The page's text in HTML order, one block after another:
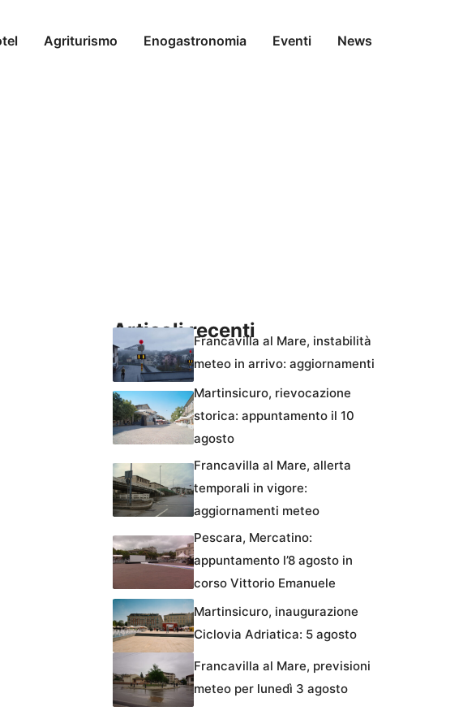
Agriturismo Enogastronomia Eventi News
Articoli recentiFrancavilla al Mare, instabilità
meteo in arrivo: aggiornamenti
Martinsicuro, rievocazione
storica: appuntamento il 10
agosto
Francavilla al Mare, allerta
temporali in vigore:
aggiornamenti meteo
Pescara, Mercatino:
appuntamento l’8 agosto in
corso Vittorio Emanuele
Martinsicuro, inaugurazione
Ciclovia Adriatica: 5 agosto
Francavilla al Mare, previsioni
meteo per lunedì 3 agosto